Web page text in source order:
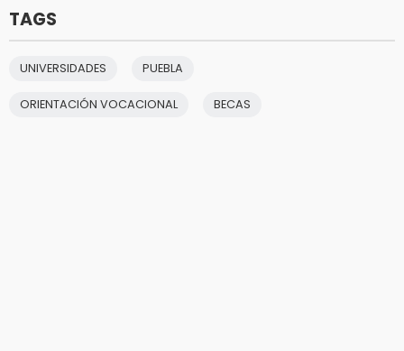
TAGS
UNIVERSIDADES PUEBLA
ORIENTACIÓN VOCACIONAL BECAS